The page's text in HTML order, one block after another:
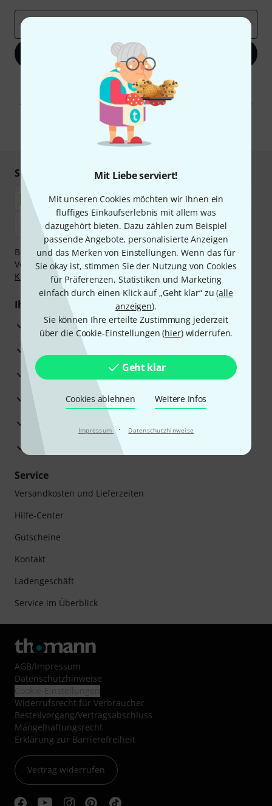
Mit Liebe serviert!
Mit unseren Cookies möchten wir Ihnen ein
fluffiges Einkaufserlebnis mit allem was
dazugehört bieten. Dazu zählen zum Beispiel
passende Angebote, personalisierte Anzeigen
und das Merken von Einstellungen. Wenn das für
Sie okay ist, stimmen Sie der Nutzung von Cookies
für Präferenzen, Statistiken und Marketing
einfach durch einen Klick auf „Geht klar“ zu (alle
anzeigen).
Sie können Ihre erteilte Zustimmung jederzeit
über die Cookie-Einstellungen (hier) widerrufen.
Geht klar
Cookies ablehnen Weitere Infos
Impressum · Datenschutzhinweise
Jetzt anmelden
Mit Klick auf „Jetzt anmelden“ stimmen Sie dem Erhalt von E-Mail-
Werbung und einer Messung des E-Mail-Nutzungsverhaltens zu. Die
Abmeldung ist jederzeit möglich. Weitere Informationen finden Sie in
Datenschutzhinweisen
* Pflichtfeld
Sicher einkaufen & bezahlen
Bezahlen Sie vertraulich und sicher per Nachnahme,
Vorkasse, PayPal, Amazon Pay,Klarna Sofort bezahlen,
Klarna Ratenzahlungoder Kreditkarte.
Ihre Vorteile
3 Jahre Thomann Garantie
30 Tage Money-Back-Garantie
Reparaturservice
Beratung durch Fachexperten
Zufriedenheitsgarantie
Europas größtes Versandlager
Service
Versandkosten und Lieferzeiten
Hilfe-Center
Gutscheine
Kontakt
Ladengeschäft
Service im Überblick
AGB/Impressum
Datenschutzhinweise
Widerrufsrecht für Verbraucher
Bestellvorgang/Vertragsabschluss
Mängelhaftungsrecht
Erklärung zur Barrierefreiheit
Vertrag widerrufen